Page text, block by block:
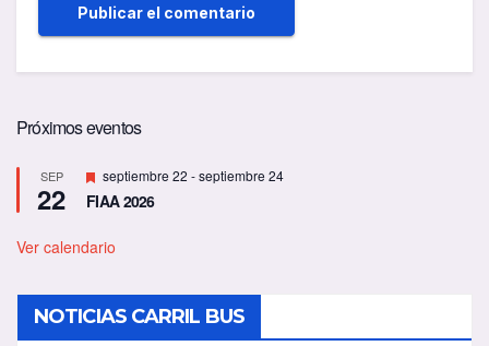
Próximos eventos
SEP
22
D
e
s
a
d
o
septiembre 22 -septiembre 24
FIAA 2026
Ver calendario
NOTICIAS CARRIL BUS